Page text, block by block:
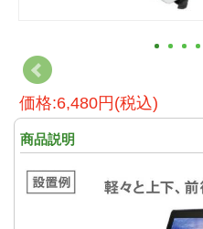
価格:6,480円(税込)
商品説明